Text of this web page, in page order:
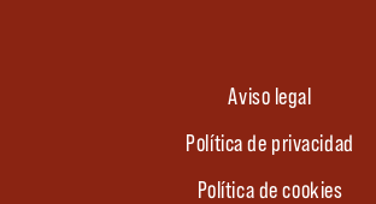
Aviso legal
Política de privacidad
Política de cookies